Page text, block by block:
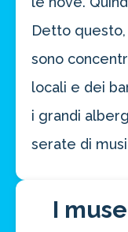
Detto
sono
locali e dei
i grandi
serate di
I